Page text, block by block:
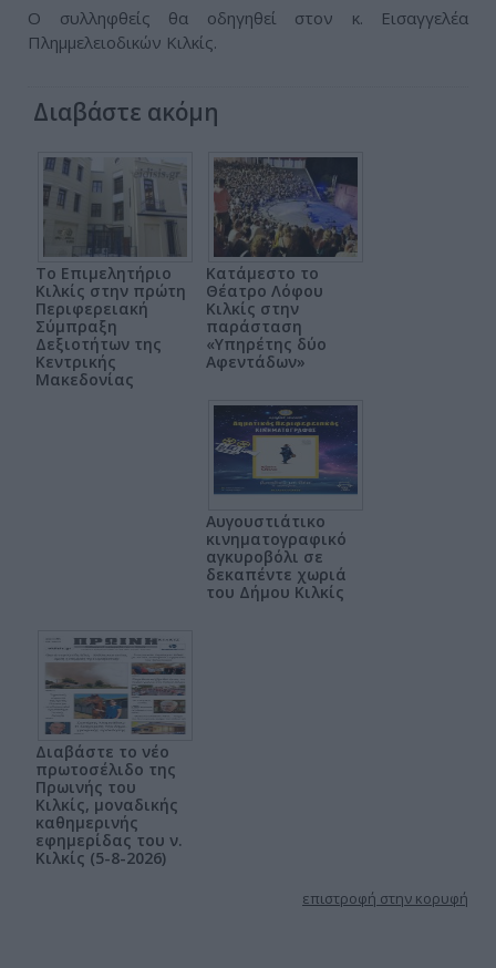
Ο συλληφθείς θα οδηγηθεί στον κ. Εισαγγελέα
Πλημμελειοδικών Κιλκίς.
Διαβάστε ακόμη
Το Επιμελητήριο
Κιλκίς στην πρώτη
Περιφερειακή
Σύμπραξη
Δεξιοτήτων της
Κεντρικής
Μακεδονίας
Κατάμεστο το
Θέατρο Λόφου
Κιλκίς στην
παράσταση
«Υπηρέτης δύο
Αφεντάδων»
Αυγουστιάτικο
κινηματογραφικό
αγκυροβόλι σε
δεκαπέντε χωριά
του Δήμου Κιλκίς
Διαβάστε το νέο
πρωτοσέλιδο της
Πρωινής του
Κιλκίς, μοναδικής
καθημερινής
εφημερίδας του ν.
Κιλκίς (5-8-2026)
επιστροφή στην κορυφή